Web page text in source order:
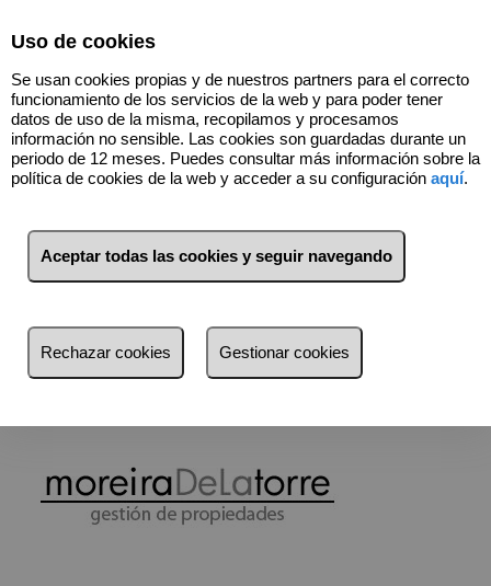
moreiraDeLatorre
tienen una mejor relación calidad/precio de Vigo y su área de
influencia.
Uso de cookies
Se usan cookies propias y de nuestros partners para el correcto
funcionamiento de los servicios de la web y para poder tener
datos de uso de la misma, recopilamos y procesamos
información no sensible. Las cookies son guardadas durante un
periodo de 12 meses. Puedes consultar más información sobre la
política de cookies de la web y acceder a su configuración aquí.
Aceptar todas las cookies y seguir navegando
Rechazar cookies Gestionar cookies